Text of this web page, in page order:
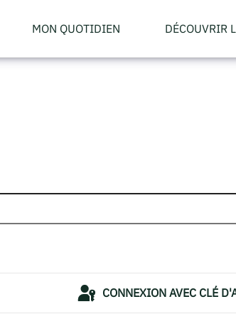
MON QUOTIDIEN DÉCOUVRIR
CONNEXION AVEC CLÉ